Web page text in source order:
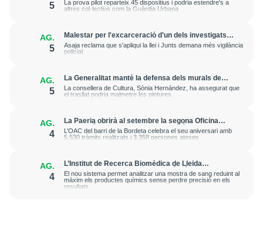
5
prevenir cops de calor
La prova pilot reparteix 45 dispositius i podria estendre's a
altres col·lectius com la Guàrdia Urbana
AG.
5
Malestar per l'excarceració d'un dels investigats
per l'onada de robatoris i incendis a cases de
l'Horta de Lleida
Asaja reclama que s'apliqui la llei i Junts demana més vigilància
policial
AG.
5
La Generalitat manté la defensa dels murals de
Sixena i aposta per esgotar la via judicial
La consellera de Cultura, Sònia Hernández, ha assegurat que
el trasllat podria malmetre les pintures
AG.
4
La Paeria obrirà al setembre la segona Oficina
d’Atenció Ciutadana de Barri al Secà de Sant Pere
L’OAC del barri de la Bordeta celebra el seu aniversari amb
5.530 tràmits realitzats i 3.358 persones ateses
AG.
4
L’Institut de Recerca Biomèdica de Lleida
desenvolupa una metodologia més ràpida i
sostenible per avançar en la medicina de precisió
El nou sistema permet analitzar una mostra de sang reduint al
màxim els productes químics sense perdre precisió en els
resultats